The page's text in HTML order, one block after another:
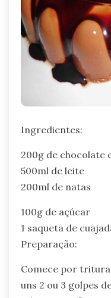
Ingredientes:
200g de chocolate
500ml de leite
200ml de natas
100g de açúcar
1 saqueta de
Preparação:
Comece por
uns 2 ou 3 golpes